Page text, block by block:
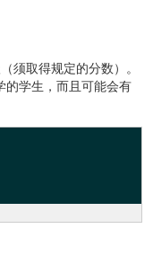
须取得规定的分数）。
学生，而且可能会有